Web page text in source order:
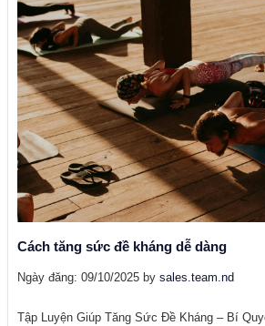
Cách tăng sức đề kháng dễ dàng
Ngày đăng: 09/10/2025 by sales.team.nd
Tập Luyện Giúp Tăng Sức Đề Kháng – Bí